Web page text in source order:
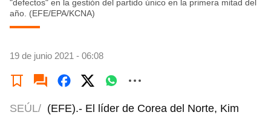
"defectos" en la gestión del partido único en la primera mitad del
año. (EFE/EPA/KCNA)
19 de junio 2021 - 06:08
SEÚL/ (EFE).- El líder de Corea del Norte, Kim